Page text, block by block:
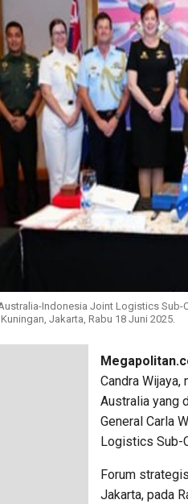
Indonesia Joint Logistics Sub-
Jakarta, Rabu 18 Juni 2025.
Candra
Australia yang
General Carla
Logistics Sub-
Forum
Jakarta, pada